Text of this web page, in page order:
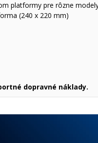
platformy pre rôzne
(240 x 220 mm)
dopravné náklady.